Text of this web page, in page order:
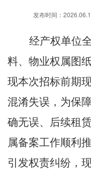
发布时间：
经产权单位
料、物业权属图
现本次招标前期
混淆失误，为保
确无误、后续租
属备案工作顺利
引发权责纠纷，